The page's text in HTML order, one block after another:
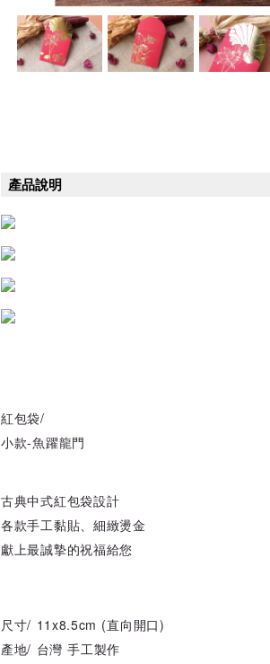
產品說明
紅包袋/
小款-魚躍龍門
古典中式紅包袋設計
各款手工黏貼、細緻燙金
獻上最誠摯的祝福給您
尺寸/ 11x8.5cm (直向開口)
產地/ 台灣 手工製作